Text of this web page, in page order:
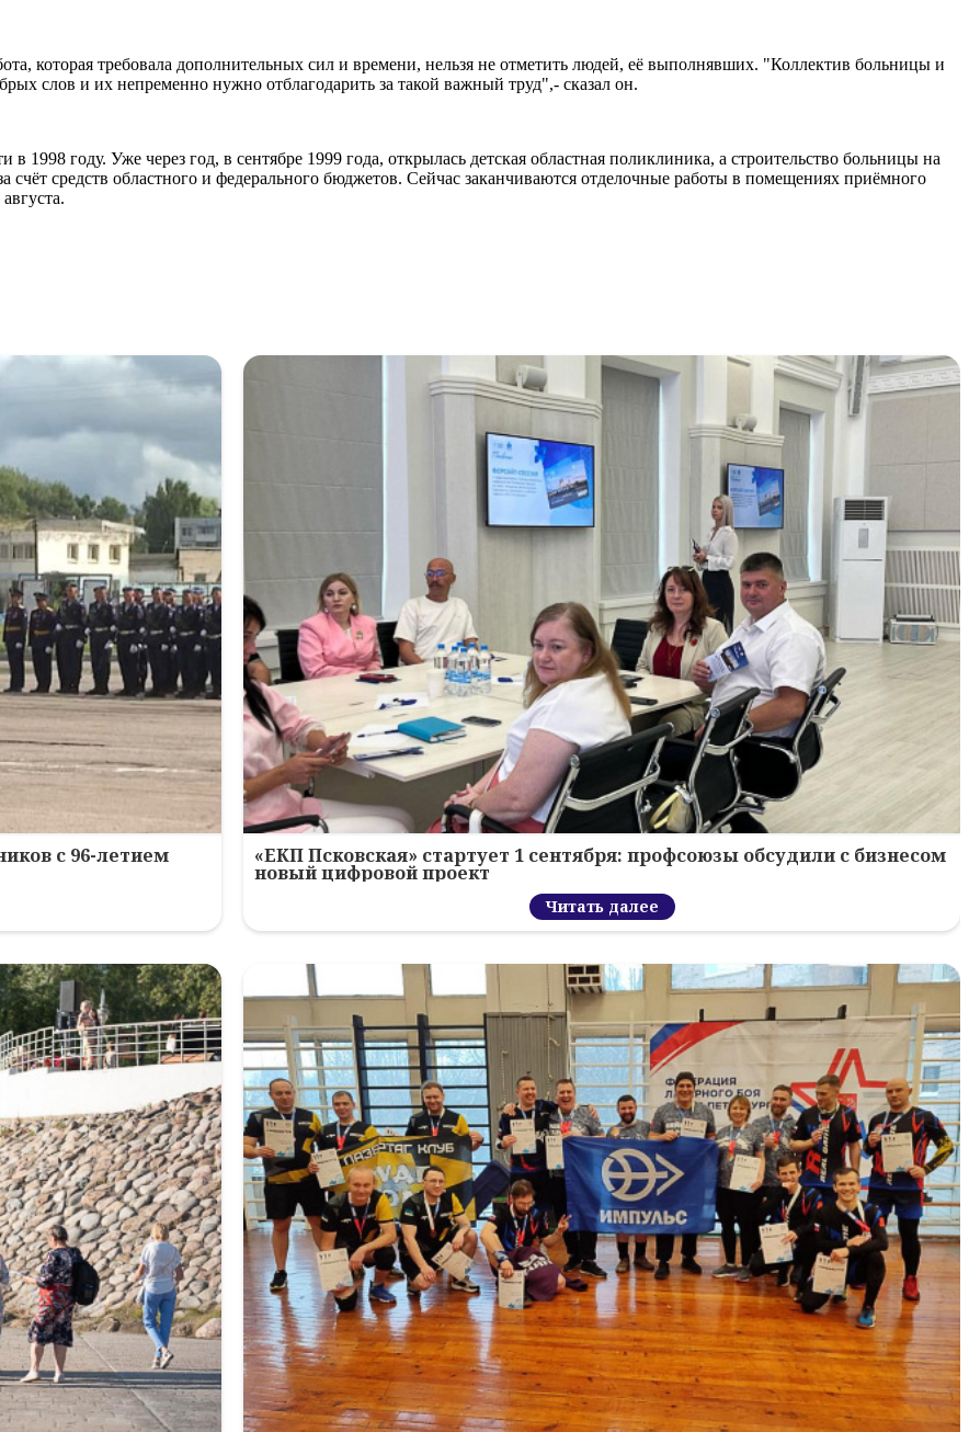
которая требовала дополнительных сил и времени, нельзя не отметить людей, её выполнявших. "Коллектив больницы и
слов и их непременно нужно отблагодарить за такой важный труд",- сказал он.
1998 году. Уже через год, в сентябре 1999 года, открылась детская областная поликлиника, а строительство больницы на
счёт средств областного и федерального бюджетов. Сейчас заканчиваются отделочные работы в помещениях приёмного
с 96-летием «ЕКП Псковская» стартует 1 сентября: профсоюзы обсудили с бизнесом
новый цифровой проект
Читать далее